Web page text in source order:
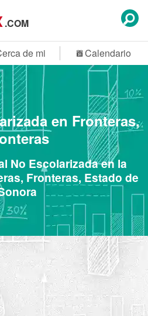
.COM
de mi Calendario
en Fronteras,
No Escolarizada en la
Fronteras, Estado de